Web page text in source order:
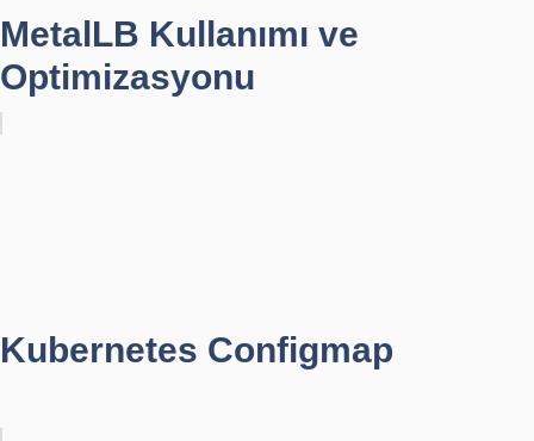
MetalLB Kullanımı ve
Optimizasyonu
Kubernetes Configmap